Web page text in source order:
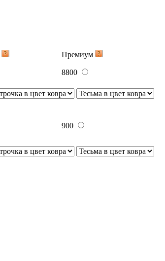
Премиум
8800
900